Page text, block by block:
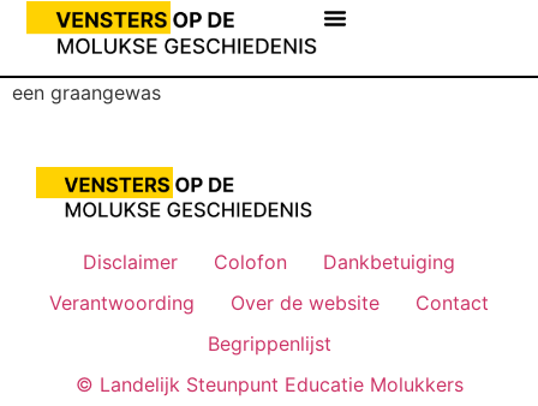
een graangewas
Disclaimer Colofon
Dankbetuiging
Verantwoording
Over de website
Contact
Begrippenlijst
© Landelijk Steunpunt Educatie Molukkers